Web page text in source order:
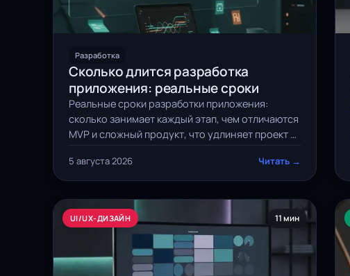
Разработка
Сколько длится разработка
приложения: реальные сроки
Реальные сроки разработки приложения:
сколько занимает каждый этап, чем отличаются
MVP и сложный продукт, что удлиняет проект и
как оценить сроки заранее.
5 августа 2026 Читать →
UI/UX-ДИЗАЙН 11 мин